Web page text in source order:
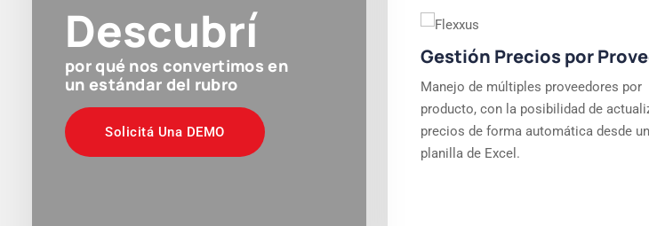
Descubrí
por qué nos convertimos en
un estándar del rubro
Solicitá Una DEMO
Gestión Precios por
Manejo de múltiples proveedores por
producto, con la posibilidad de
precios de forma automática desde
planilla de Excel.